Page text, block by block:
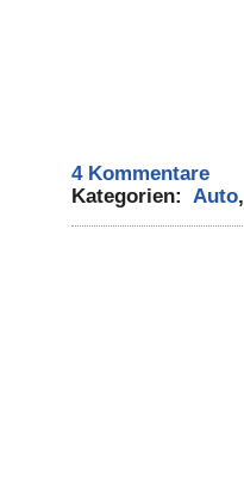
4 Kommentare
Kategorien: Auto,